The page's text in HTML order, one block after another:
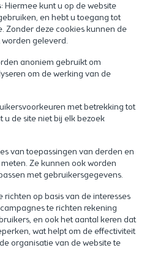
: Hiermee kunt u op de website
en hebt u toegang tot
Zonder deze cookies kunnen de
geleverd.
anoniem gebruikt om
om de werking van de
met betrekking tot
u de site niet bij elk bezoek
van toepassingen van derden en
Ze kunnen ook worden
met gebruikersgegevens.
richten op basis van de interesses
te richten rekening
en ook het aantal keren dat
wat helpt om de effectiviteit
organisatie van de website te